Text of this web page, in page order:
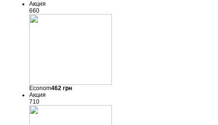
Акция
660
Econom462грн
Акция
710